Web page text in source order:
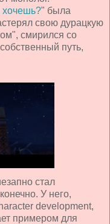
хочешь?" была
свою дурацкую
смирился со
путь,
стал
У него,
development,
примером для